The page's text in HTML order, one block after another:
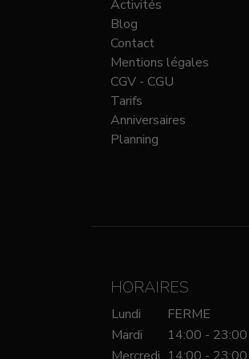
Activités
Blog
Contact
Mentions légales
CGV - CGU
Tarifs
Anniversaires
Planning
HORAIRES
Lundi
FERME
Mardi
14:00 - 23:00